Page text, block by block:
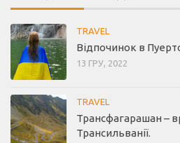
TRAVEL
Відпочинок в
13 ГРУ, 2022
TRAVEL
Трансфагарашан –
Трансильванії.